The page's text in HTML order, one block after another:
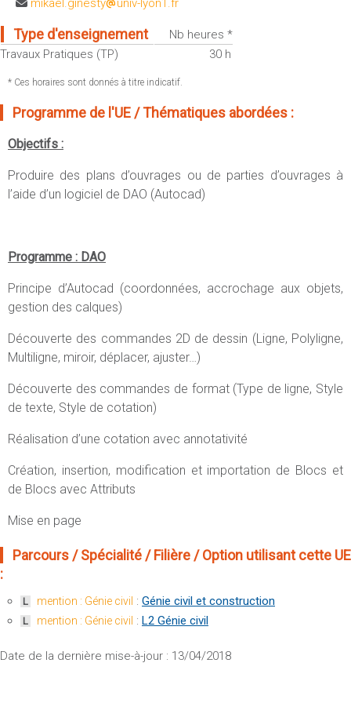
Sportives)
UFR FS (Chimie, Mathématique, Physique)
UFR Biosciences (Biologie, Biochimie)
GEP (Génie Electrique des Procédés - Département composante)
Mécanique (Département composante)
Plan et accès
OUTILS
Emploi du temps
Messagerie
Portefeuille d'Expériences et
de Compétences
mikael.ginesty
univ-lyon1.fr
Type d'enseignement
Nb heures *
Travaux Pratiques (TP)
30 h
* Ces horaires sont donnés à titre indicatif.
Programme de l'UE / Thématiques abordées :
Objectifs :
Produire des plans d’ouvrages ou de parties d’ouvrages à
l’aide d’un logiciel de DAO (Autocad)
Programme : DAO
Principe d’Autocad (coordonnées, accrochage aux objets,
gestion des calques)
Découverte des commandes 2D de dessin (Ligne, Polyligne,
Multiligne, miroir, déplacer, ajuster…)
Découverte des commandes de format (Type de ligne, Style
de texte, Style de cotation)
Réalisation d’une cotation avec annotativité
Création, insertion, modification et importation de Blocs et
de Blocs avec Attributs
Mise en page
Parcours / Spécialité / Filière / Option utilisant cette UE
:
L mention : Génie civil : Génie civil et construction
L mention : Génie civil : L2 Génie civil
Date de la dernière mise-à-jour : 13/04/2018